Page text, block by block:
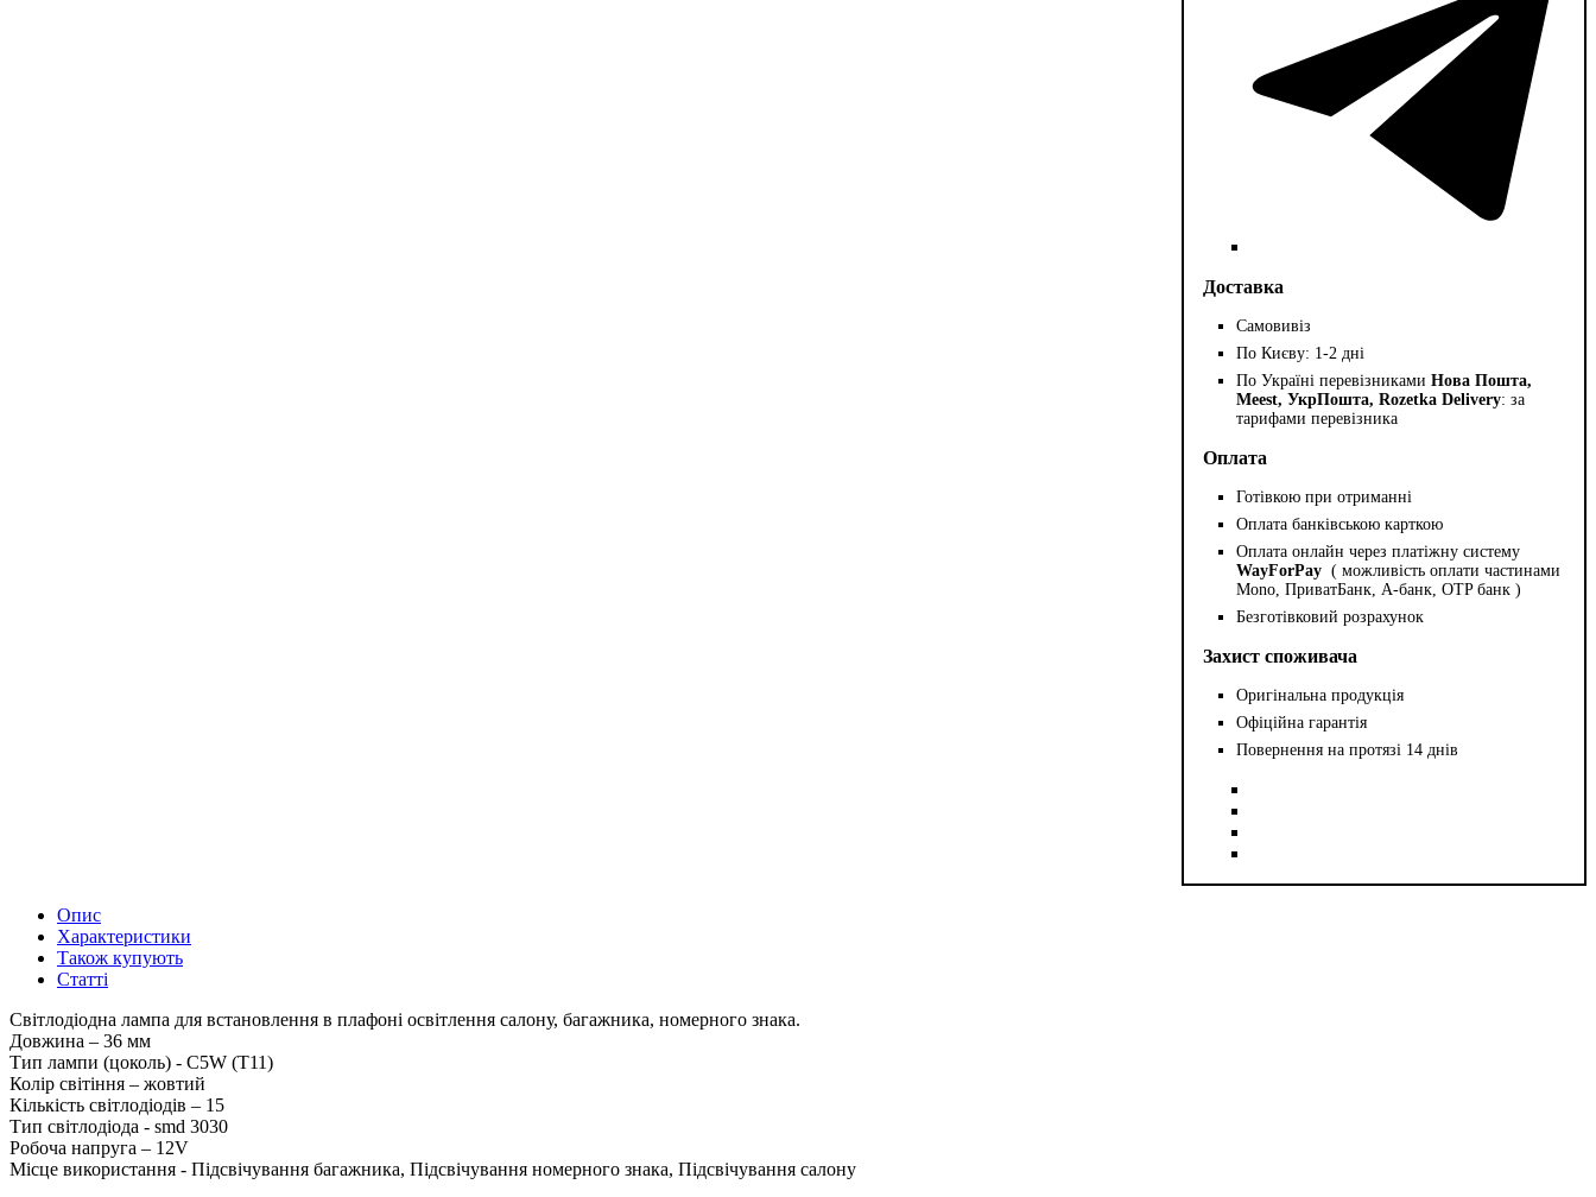
Доставка
Самовивіз
По Києву: 1-2 дні
По Україні перевізникамиНова Пошта,
Meest, УкрПошта, Rozetka Delivery: за
тарифами перевізника
Оплата
Готівкою при отриманні
Оплата банківською карткою
Оплата онлайн через платіжну систему
WayForPay ( можливість оплати частинами
Mono, ПриватБанк, А-банк, OTP банк )
Безготівковий розрахунок
Захист споживача
Оригінальна продукція
Офіційна гарантія
Повернення на протязі 14 днів
Опис
Характеристики
Також купують
Статті
Світлодіодна лампа для встановлення в плафоні освітлення салону, багажника, номерного знака.
Довжина – 36 мм
Тип лампи (цоколь) - C5W (T11)
Колір світіння – жовтий
Кількість світлодіодів – 15
Тип світлодіода - smd 3030
Робоча напруга – 12V
Місце використання - Підсвічування багажника, Підсвічування номерного знака, Підсвічування салону